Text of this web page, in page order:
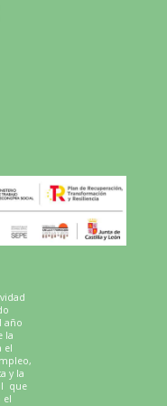
año
la
el
y la
que
el